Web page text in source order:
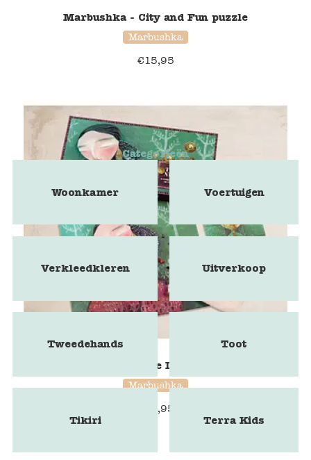
Marbushka - City and Fun puzzle
Marbushka
€15,95
Marbushka - The Lost Necklace
Marbushka
25,95
Categorieën
Woonkamer Voertuigen
Verkleedkleren Uitverkoop
Tweedehands Toot
Tikiri Terra Kids